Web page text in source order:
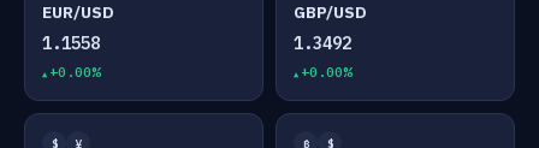
EUR/USD
1.1558
+0.00%
GBP/USD
1.3492
+0.00%
$ ¥ ₿ $